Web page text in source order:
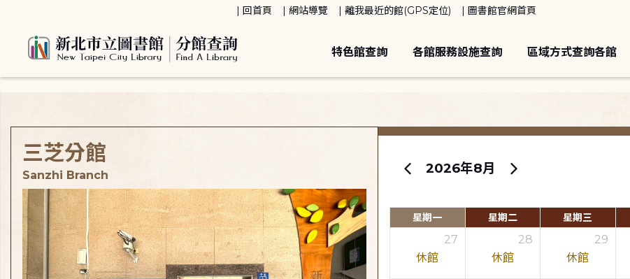
回首頁 網站導覽 離我最近的館(GPS定位) 圖書館官網首頁
特色館查詢 各館服務設施查詢 區域方式查詢各館
2026年8月
星期一 星期二 星期三
27
休館
28
休館
29
休館
三芝分館
Sanzhi Branch